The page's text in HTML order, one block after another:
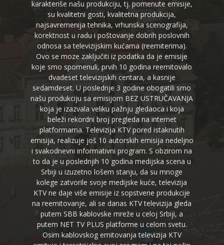
karakteriše našu produkciju, tj. pomenute emisije,
su kvalitetni gosti, kvalitetna produkcija,
najsavremenija tehnika, vrhunska scenografija,
korektnost u radu i poštovanje dobrih poslovnih
odnosa sa televizijskim kućama (reemiterima).
Ovo se moze zaključiti iz podatka da je emisije
koje smo spomenuli, prvih 10 godina reemitovalo
dvadeset televizijskih centara, a kasnije
sedamdeset. U poslednje 3 godine obogatili smo
našu produkciju sa emisijom BEZ USTRUČAVANJA
koja je izazvala veliku pažnju gledaoca i koja
beleži rekordni broj pregleda na internet
platformama. Televizija KTV pored istaknutih
emisija, realizuje još 10 autorskih emisija nedeljno
i svakodnevni informativni program. S obzirom na
to da je u poslednjih 10 godina medijska scena u
Srbiji u izuzetno lošem stanju, da su mnoge
kolege zatvorile svoje medijske kuće, televizija
KTV ne daje više emisije iz sopstvene produkcije
na reemitovanje, ali se danas KTV televizija gleda
putem SBB kablovske mreže u celoj Srbiji, a
putem NET TV PLUS platforme u celom svetu.
Osim kablovskog emitovanja televizija KTV